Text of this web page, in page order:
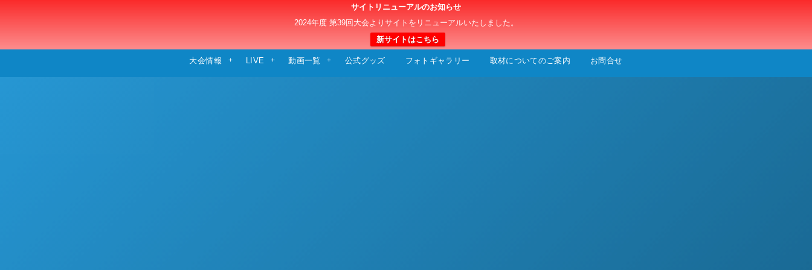
サイトリニューアルのお知らせ
2024年度 第39回大会よりサイトをリニューアルいたしました。
新サイトはこちら
日本クラブユースサッカー選手権（U-15）大会
大会情報 LIVE 動画一覧 公式グッズ フォトギャラリー 取材についてのご案内 お問合せ